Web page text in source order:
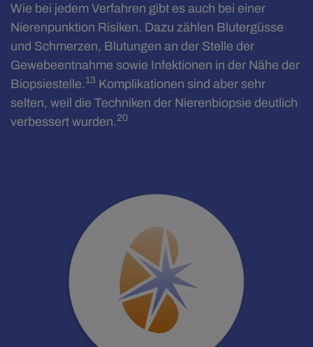
Wie bei jedem Verfahren gibt es auch bei einer
Nierenpunktion Risiken. Dazu zählen Blutergüsse
und Schmerzen, Blutungen an der Stelle der
Gewebeentnahme sowie Infektionen in der Nähe der
Biopsiestelle.13 Komplikationen sind aber sehr
selten, weil die Techniken der Nierenbiopsie deutlich
verbessert wurden.20